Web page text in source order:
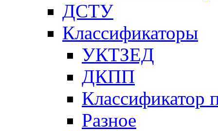
ДСТУ
Классификаторы
УКТЗЕД
ДКПП
Классификатор
Разное